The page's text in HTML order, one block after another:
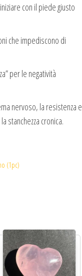
con il piede giusto
che impediscono di
per le negatività
nervoso, la resistenza e
stanchezza cronica.
(1pc)